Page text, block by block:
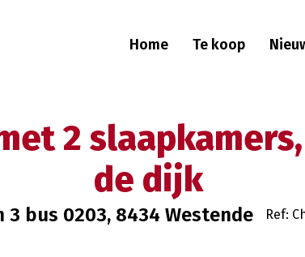
Home Te koop
2
de dijk
3 bus 0203, 8434 Westende Ref: